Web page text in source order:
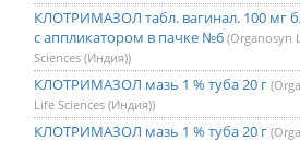
КЛОТРИМАЗОЛ табл. вагинал. 100 мг
с аппликатором в пачке №6 (Organosyn
Sciences (Индия))
КЛОТРИМАЗОЛ мазь 1 % туба 20 г
Life Sciences (Индия))
КЛОТРИМАЗОЛ мазь 1 % туба 20 г